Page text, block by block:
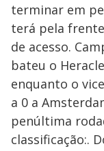
terminar em
terá pela
de acesso.
bateu o
enquanto o
a 0 a
penúltima
classificação:.